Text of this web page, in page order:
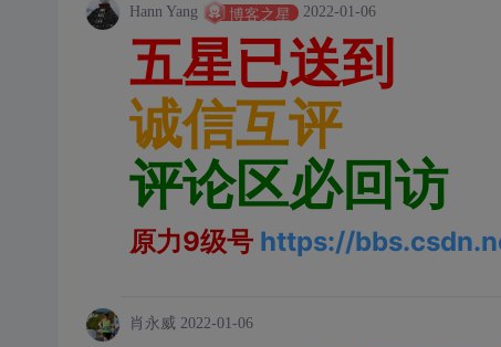
Hann Yang 博客之星 2022-01-06
五星已送到
诚信互评
评论区必回访
原力9级号 https://
肖永威 2022-01-06